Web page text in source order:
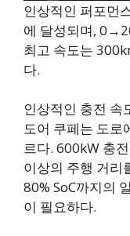
인상적인 퍼포먼
에 달성되며,
최고 속도는
다.
인상적인 충전 속
도어 쿠페는 도로
르다. 600kW 충
이상의 주행 거리
80% SoC까지의
이 필요하다.